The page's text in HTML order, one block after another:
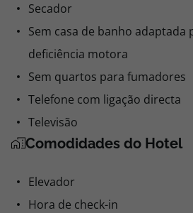
Secador
Sem casa de banho adaptada
deficiência motora
Sem quartos para fumadores
Telefone com ligação directa
Televisão
Comodidades do Hotel
Elevador
Hora de check-in